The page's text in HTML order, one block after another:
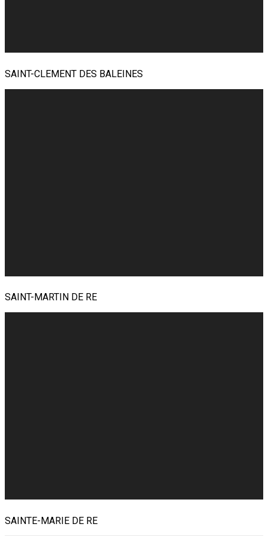
SAINT-CLEMENT DES BALEINES
SAINT-MARTIN DE RE
SAINTE-MARIE DE RE